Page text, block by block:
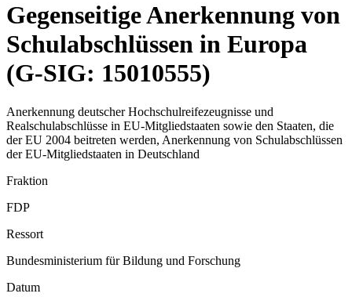
Gegenseitige Anerkennung von
Schulabschlüssen in Europa
(G-SIG: 15010555)
Anerkennung deutscher Hochschulreifezeugnisse und
Realschulabschlüsse in EU-Mitgliedstaaten sowie den Staaten, die
der EU 2004 beitreten werden, Anerkennung von Schulabschlüssen
der EU-Mitgliedstaaten in Deutschland
Fraktion
FDP
Ressort
Bundesministerium für Bildung und Forschung
Datum